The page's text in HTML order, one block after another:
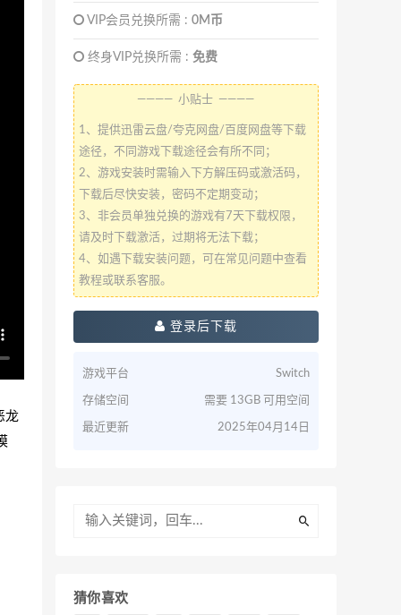
龙
VIP会员兑换所需 : 0M币
终身VIP兑换所需 : 免费
———— 小贴士 ————
1、提供迅雷云盘/夸克网盘/百度网盘等下载
途径，不同游戏下载途径会有所不同；
2、游戏安装时需输入下方解压码或激活码，
下载后尽快安装，密码不定期变动；
3、非会员单独兑换的游戏有7天下载权限，
请及时下载激活，过期将无法下载；
4、如遇下载安装问题，可在常见问题中查看
教程或联系客服。
登录后下载
游戏平台 Switch
存储空间 需要 13GB 可用空间
最近更新 2025年04月14日
猜你喜欢